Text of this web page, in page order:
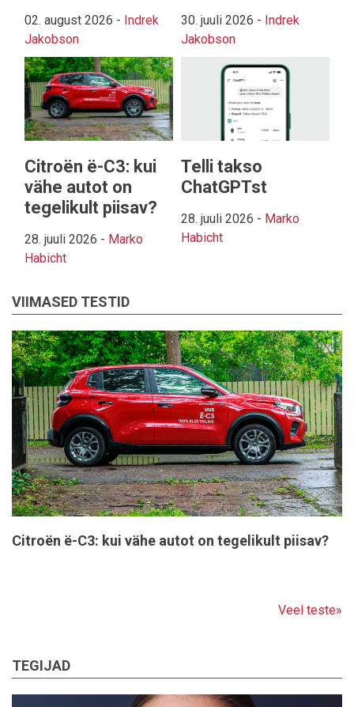
02. august 2026 - Indrek
Jakobson
30. juuli 2026 - Indrek
Jakobson
Citroën ë-C3: kui
vähe autot on
tegelikult piisav?
28. juuli 2026 - Marko
Habicht
Telli takso
ChatGPTst
28. juuli 2026 - Marko
Habicht
VIIMASED TESTID
Citroën ë-C3: kui vähe autot on tegelikult piisav?
Veel teste»
TEGIJAD